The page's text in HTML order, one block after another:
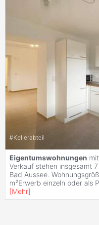
#Kellerabteil
Eigentumswohnungen
Verkauf stehen insgesamt
Bad Aussee.
m²Erwerb einzeln oder als
[Mehr]